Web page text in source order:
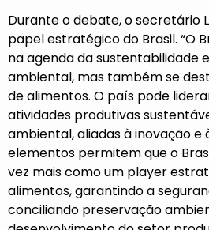
Durante o debate, o secretário
papel estratégico do Brasil. “O
na agenda da sustentabilidade
ambiental, mas também se
de alimentos. O país pode
atividades produtivas
ambiental, aliadas à inovação e
elementos permitem que o
vez mais como um player
alimentos, garantindo a
conciliando preservação